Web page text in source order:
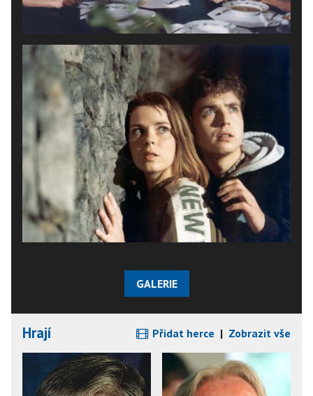
GALERIE
Hrají Přidat herce | Zobrazit vše